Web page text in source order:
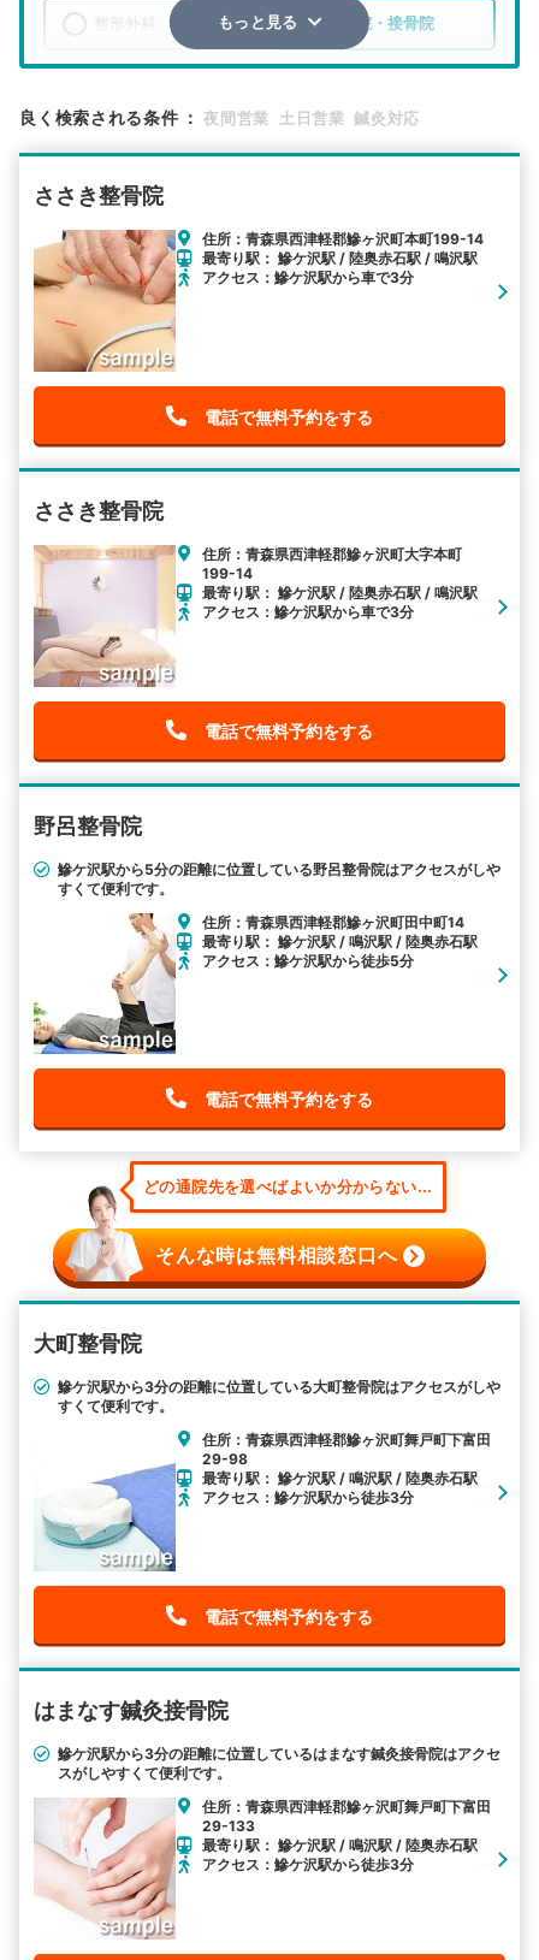
整骨院・接骨院
検索する
その他の検索方法
駅から探す
もっと見る
良く検索される条件 ： 夜間営業 土日営業 鍼灸対応
ささき整骨院
住所：青森県西津軽郡鰺ヶ沢町本町199-14
最寄り駅： 鰺ケ沢駅 / 陸奥赤石駅 / 鳴沢駅
アクセス：鰺ケ沢駅から車で3分
電話で無料予約をする
ささき整骨院
住所：青森県西津軽郡鰺ヶ沢町大字本町
199-14
最寄り駅： 鰺ケ沢駅 / 陸奥赤石駅 / 鳴沢駅
アクセス：鰺ケ沢駅から車で3分
電話で無料予約をする
野呂整骨院
鰺ケ沢駅から5分の距離に位置している野呂整骨院はアクセスがしや
すくて便利です。
住所：青森県西津軽郡鰺ヶ沢町田中町14
最寄り駅： 鰺ケ沢駅 / 鳴沢駅 / 陸奥赤石駅
アクセス：鰺ケ沢駅から徒歩5分
電話で無料予約をする
どの通院先を選べばよいか分からない...
そんな時は無料相談窓口へ
大町整骨院
鰺ケ沢駅から3分の距離に位置している大町整骨院はアクセスがしや
すくて便利です。
住所：青森県西津軽郡鰺ヶ沢町舞戸町下富田
29-98
最寄り駅： 鰺ケ沢駅 / 鳴沢駅 / 陸奥赤石駅
アクセス：鰺ケ沢駅から徒歩3分
電話で無料予約をする
はまなす鍼灸接骨院
鰺ケ沢駅から3分の距離に位置しているはまなす鍼灸接骨院はアクセ
スがしやすくて便利です。
住所：青森県西津軽郡鰺ヶ沢町舞戸町下富田
29-133
最寄り駅： 鰺ケ沢駅 / 鳴沢駅 / 陸奥赤石駅
アクセス：鰺ケ沢駅から徒歩3分